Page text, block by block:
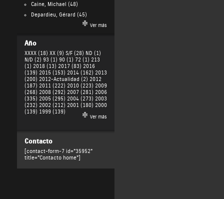
Caine, Michael (48)
Depardieu, Gérard (45)
Ver más
Año
XXXX (18) XX (9) S/F (28) ND (1)
N/D (2) 93 (1) 90 (1) 72 (1) 213
(1) 2018 (13) 2017 (83) 2016
(139) 2015 (153) 2014 (162) 2013
(200) 2012-Actualidad (2) 2012
(187) 2011 (222) 2010 (223) 2009
(268) 2008 (292) 2007 (281) 2006
(335) 2005 (295) 2004 (273) 2003
(232) 2002 (212) 2001 (180) 2000
(139) 1999 (139)
Ver más
Contacto
[contact-form-7 id="35952"
title="Contacto home"]